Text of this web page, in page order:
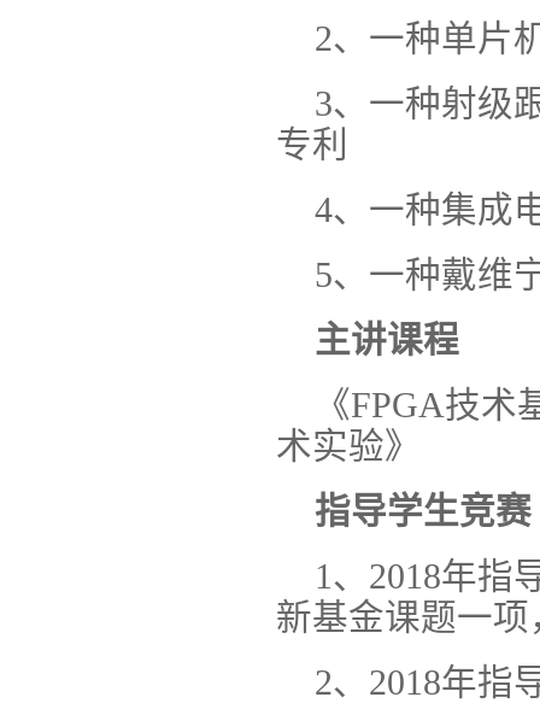
2、一种单片
3、一种射级
专利
4、一种集成
5、一种戴维
主讲课程
《FPGA技
术实验》
指导学生竞赛
1、2018年指
新基金课题一
2、2018年指